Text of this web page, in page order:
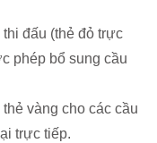
đấu (thẻ đỏ trực
phép bổ sung cầu
vàng cho các cầu
trực tiếp.